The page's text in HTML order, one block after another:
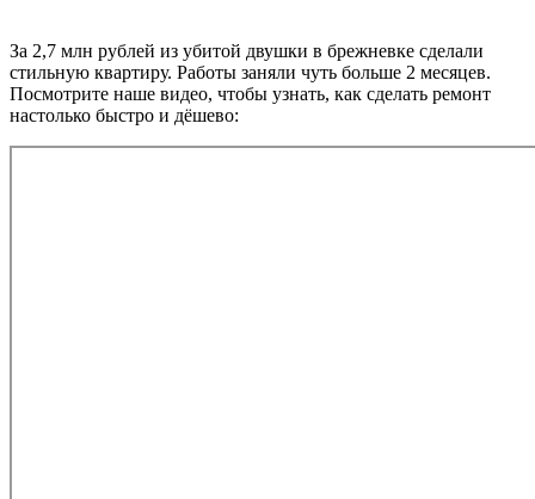
За 2,7 млн рублей из убитой двушки в брежневке сделали
стильную квартиру. Работы заняли чуть больше 2 месяцев.
Посмотрите наше видео, чтобы узнать, как сделать ремонт
настолько быстро и дёшево: